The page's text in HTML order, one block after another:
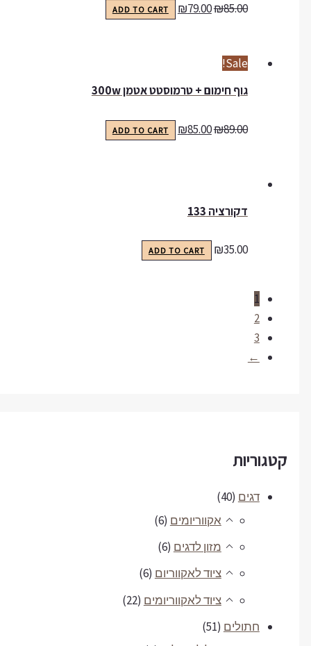
קטגוריות
דגים(40)
אקווריומים(6)
מזון לדגים(6)
ציוד לאקווריום(6)
ציוד לאקווריומים(22)
חתולים(51)
₪85.00
₪79.00
ADD TO CART
Sale!
גוף חימום + טרמוסטט אטמן 300w
₪89.00
₪85.00
ADD TO CART
דקורציה 133
₪35.00
ADD TO CART
1
2
3
←